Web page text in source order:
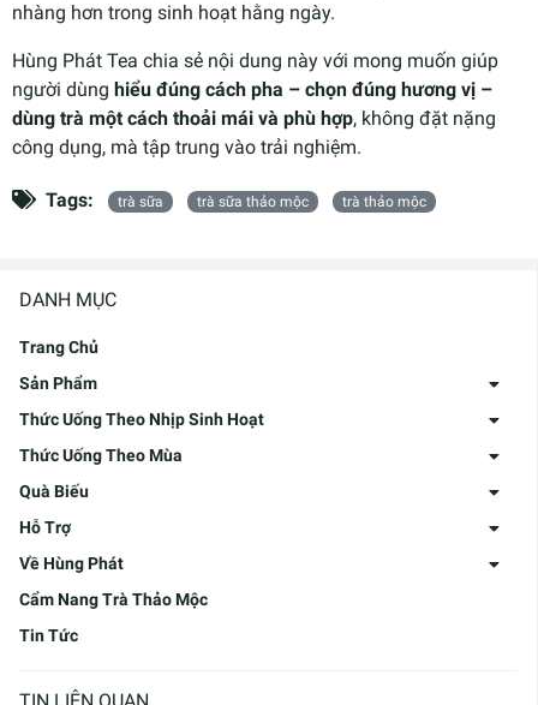
DANH MỤC
Trang Chủ
Sản Phẩm
Thức Uống Theo Nhịp Sinh Hoạt
Thức Uống Theo Mùa
Quà Biếu
Hỗ Trợ
Về Hùng Phát
Cẩm Nang Trà Thảo Mộc
Tin Tức
nhàng hơn trong sinh hoạt hằng ngày.
Hùng Phát Tea chia sẻ nội dung này với mong muốn giúp
người dùng hiểu đúng cách pha – chọn đúng hương vị –
dùng trà một cách thoải mái và phù hợp, không đặt nặng
công dụng, mà tập trung vào trải nghiệm.
Tags: trà sữa trà sữa thảo mộc trà thảo mộc